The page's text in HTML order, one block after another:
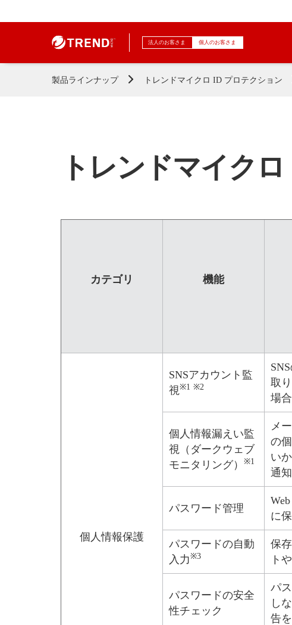
法人のお客さま 個人のお客さま
製品ラインナップ トレンドマイクロ ID プロテクション
トレンドマイク
カテゴリ 機能
個人情報保護
SNSアカウント監
視※1 ※2
取
場
個人情報漏えい監
視（ダークウェブ
モニタリング）
※1
メ
の
い
通
パスワード管理
に
パスワードの自動
入力※3
保
ト
パスワードの安全
性チェック
パ
し
告